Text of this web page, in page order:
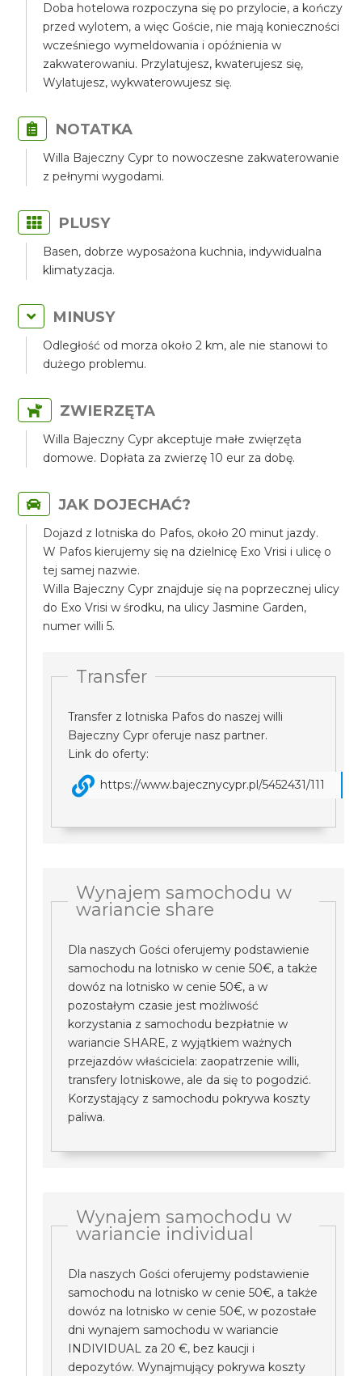
Doba hotelowa rozpoczyna się po przylocie, a kończy
przed wylotem, a więc Goście, nie mają konieczności
wcześniego wymeldowania i opóźnienia w
zakwaterowaniu. Przylatujesz, kwaterujesz się,
Wylatujesz, wykwaterowujesz się.
NOTATKA
Willa Bajeczny Cypr to nowoczesne zakwaterowanie
z pełnymi wygodami.
PLUSY
Basen, dobrze wyposażona kuchnia, indywidualna
klimatyzacja.
MINUSY
Odległość od morza około 2 km, ale nie stanowi to
dużego problemu.
ZWIERZĘTA
Willa Bajeczny Cypr akceptuje małe zwięrzęta
domowe. Dopłata za zwierzę 10 eur za dobę.
JAK DOJECHAĆ?
Dojazd z lotniska do Pafos, około 20 minut jazdy.
W Pafos kierujemy się na dzielnicę Exo Vrisi i ulicę o
tej samej nazwie.
Willa Bajeczny Cypr znajduje się na poprzecznej ulicy
do Exo Vrisi w środku, na ulicy Jasmine Garden,
numer willi 5.
Transfer
Transfer z lotniska Pafos do naszej willi
Bajeczny Cypr oferuje nasz partner.
Link do oferty:
https://www.bajecznycypr.pl/5452431/111
Wynajem samochodu w
wariancie share
Dla naszych Gości oferujemy podstawienie
samochodu na lotnisko w cenie 50€, a także
dowóz na lotnisko w cenie 50€, a w
pozostałym czasie jest możliwość
korzystania z samochodu bezpłatnie w
wariancie SHARE, z wyjątkiem ważnych
przejazdów właściciela: zaopatrzenie willi,
transfery lotniskowe, ale da się to pogodzić.
Korzystający z samochodu pokrywa koszty
paliwa.
Wynajem samochodu w
wariancie individual
Dla naszych Gości oferujemy podstawienie
samochodu na lotnisko w cenie 50€, a także
dowóz na lotnisko w cenie 50€, w pozostałe
dni wynajem samochodu w wariancie
INDIVIDUAL za 20 €, bez kaucji i
depozytów. Wynajmujący pokrywa koszty